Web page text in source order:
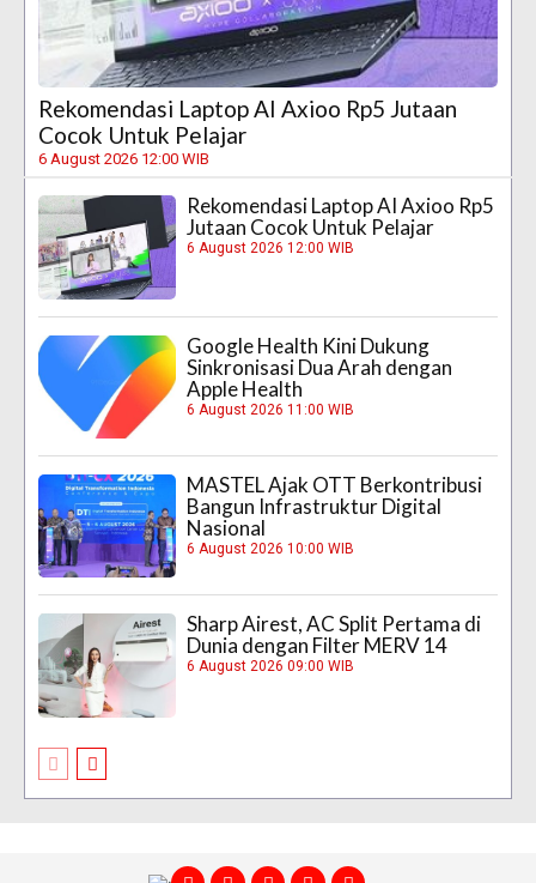
Rekomendasi Laptop AI Axioo Rp5 Jutaan
Cocok Untuk Pelajar
6 August 2026 12:00 WIB
Rekomendasi Laptop AI Axioo Rp5
Jutaan Cocok Untuk Pelajar
6 August 2026 12:00 WIB
Google Health Kini Dukung
Sinkronisasi Dua Arah dengan
Apple Health
6 August 2026 11:00 WIB
MASTEL Ajak OTT Berkontribusi
Bangun Infrastruktur Digital
Nasional
6 August 2026 10:00 WIB
Sharp Airest, AC Split Pertama di
Dunia dengan Filter MERV 14
6 August 2026 09:00 WIB